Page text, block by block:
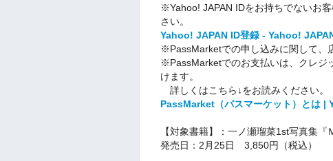
※Yahoo! JAPAN IDをお持ちでないお
さい。
Yahoo! JAPAN ID登録 - Yahoo!
※PassMarketでの申し込みに関して、
※PassMarketでのお支払いは、クレジ
けます。
詳しくはこちら↓をお読みください。
PassMarket（パスマーケット）とは |
【対象書籍】：一ノ瀬瑠菜1st写真集『
発売日：2月25日 3,850円（税込）